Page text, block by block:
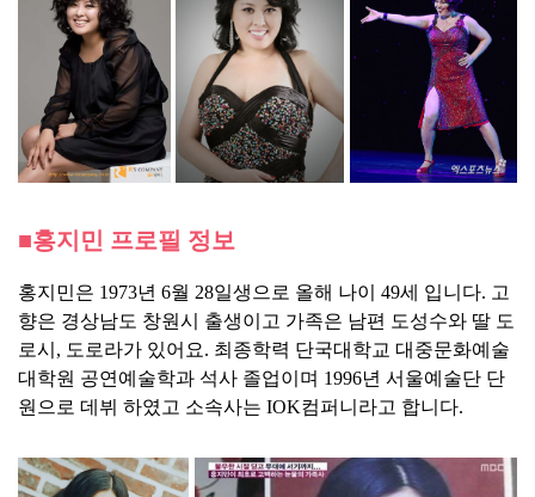
■홍지민 프로필 정보
홍지민은 1973년 6월 28일생으로 올해 나이 49세 입니다. 고
향은 경상남도 창원시 출생이고 가족은 남편 도성수와 딸 도
로시, 도로라가 있어요. 최종학력 단국대학교 대중문화예술
대학원 공연예술학과 석사 졸업이며 1996년 서울예술단 단
원으로 데뷔 하였고 소속사는 IOK컴퍼니라고 합니다.